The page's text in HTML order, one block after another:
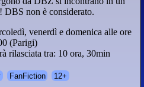
DBS non è considerato.
venerdì e domenica alle ore
(Parigi)
rilasciata tra: 10 ora, 30min
FanFiction 12+